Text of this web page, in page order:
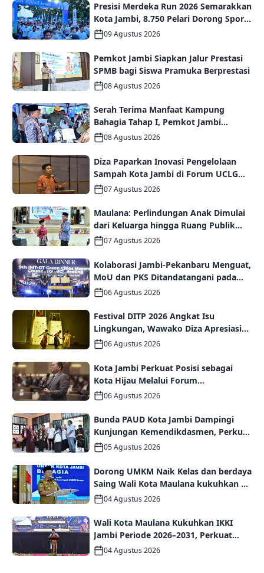
Presisi Merdeka Run 2026 Semarakkan
Kota Jambi, 8.750 Pelari Dorong Sport
Tourism dan Ekonomi Daerah
09 Agustus 2026
Pemkot Jambi Siapkan Jalur Prestasi
SPMB bagi Siswa Pramuka Berprestasi
08 Agustus 2026
Serah Terima Manfaat Kampung
Bahagia Tahap I, Pemkot Jambi
Targetkan Potensi Pengembangan
Kampung Wisata
08 Agustus 2026
Diza Paparkan Inovasi Pengelolaan
Sampah Kota Jambi di Forum UCLG
ASPAC, Dorong Kolaborasi Menuju
07 Agustus 2026
Maulana: Perlindungan Anak Dimulai
dari Keluarga hingga Ruang Publik
yang Ramah
07 Agustus 2026
Kolaborasi Jambi-Pekanbaru Menguat,
MoU dan PKS Ditandatangani pada
Gala Dinner GCMC IMT-GT ke-9 Tahun
06 Agustus 2026
Festival DITP 2026 Angkat Isu
Lingkungan, Wawako Diza Apresiasi
Karya Seniman Jambi
06 Agustus 2026
Kota Jambi Perkuat Posisi sebagai
Kota Hijau Melalui Forum
Internasional IMT-GT GCMC 2026
06 Agustus 2026
Bunda PAUD Kota Jambi Dampingi
Kunjungan Kemendikdasmen, Perkuat
Kolaborasi Wujudkan PAUD
Berkualitas dan Generasi Emas 2045
05 Agustus 2026
Dorong UMKM Naik Kelas dan berdaya
Saing Wali Kota Maulana kukuhkan 35
kelompok UMKM Binaan
04 Agustus 2026
Wali Kota Maulana Kukuhkan IKKI
Jambi Periode 2026–2031, Perkuat
Persaudaraan dan Kolaborasi dalam
Keberagaman
04 Agustus 2026